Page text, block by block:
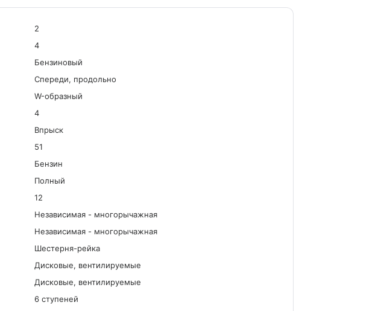
2
4
Бензиновый
Спереди, продольно
W-образный
4
Впрыск
51
Бензин
Полный
12
Независимая - многорычажная
Независимая - многорычажная
Шестерня-рейка
Дисковые, вентилируемые
Дисковые, вентилируемые
6 ступеней